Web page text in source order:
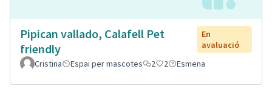
Pipican vallado, Calafell Pet
friendly
En
avaluació
Cristina
Espai per mascotes 2 2 Esmena